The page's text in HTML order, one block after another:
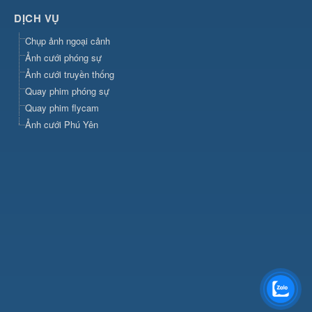
DỊCH VỤ
Chụp ảnh ngoại cảnh
Ảnh cưới phóng sự
Ảnh cưới truyền thống
Quay phim phóng sự
Quay phim flycam
Ảnh cưới Phú Yên